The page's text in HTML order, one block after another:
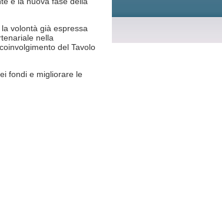
volontà già espressa
nella
del Tavolo
fondi e migliorare le